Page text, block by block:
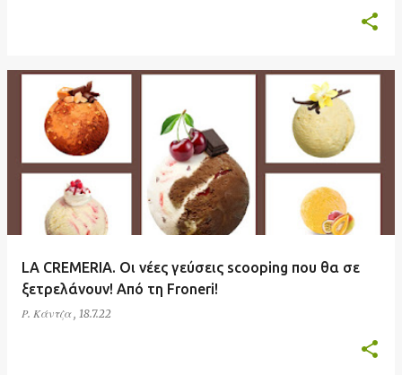
LA CREMERIA. Οι νέες γεύσεις scooping που θα σε
ξετρελάνουν! Από τη Froneri!
Ρ. Κάντζα , 18.7.22